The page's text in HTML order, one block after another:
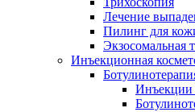
Лечение
Пилинг для
Экзосомальная
Инъекционная
Инъекции